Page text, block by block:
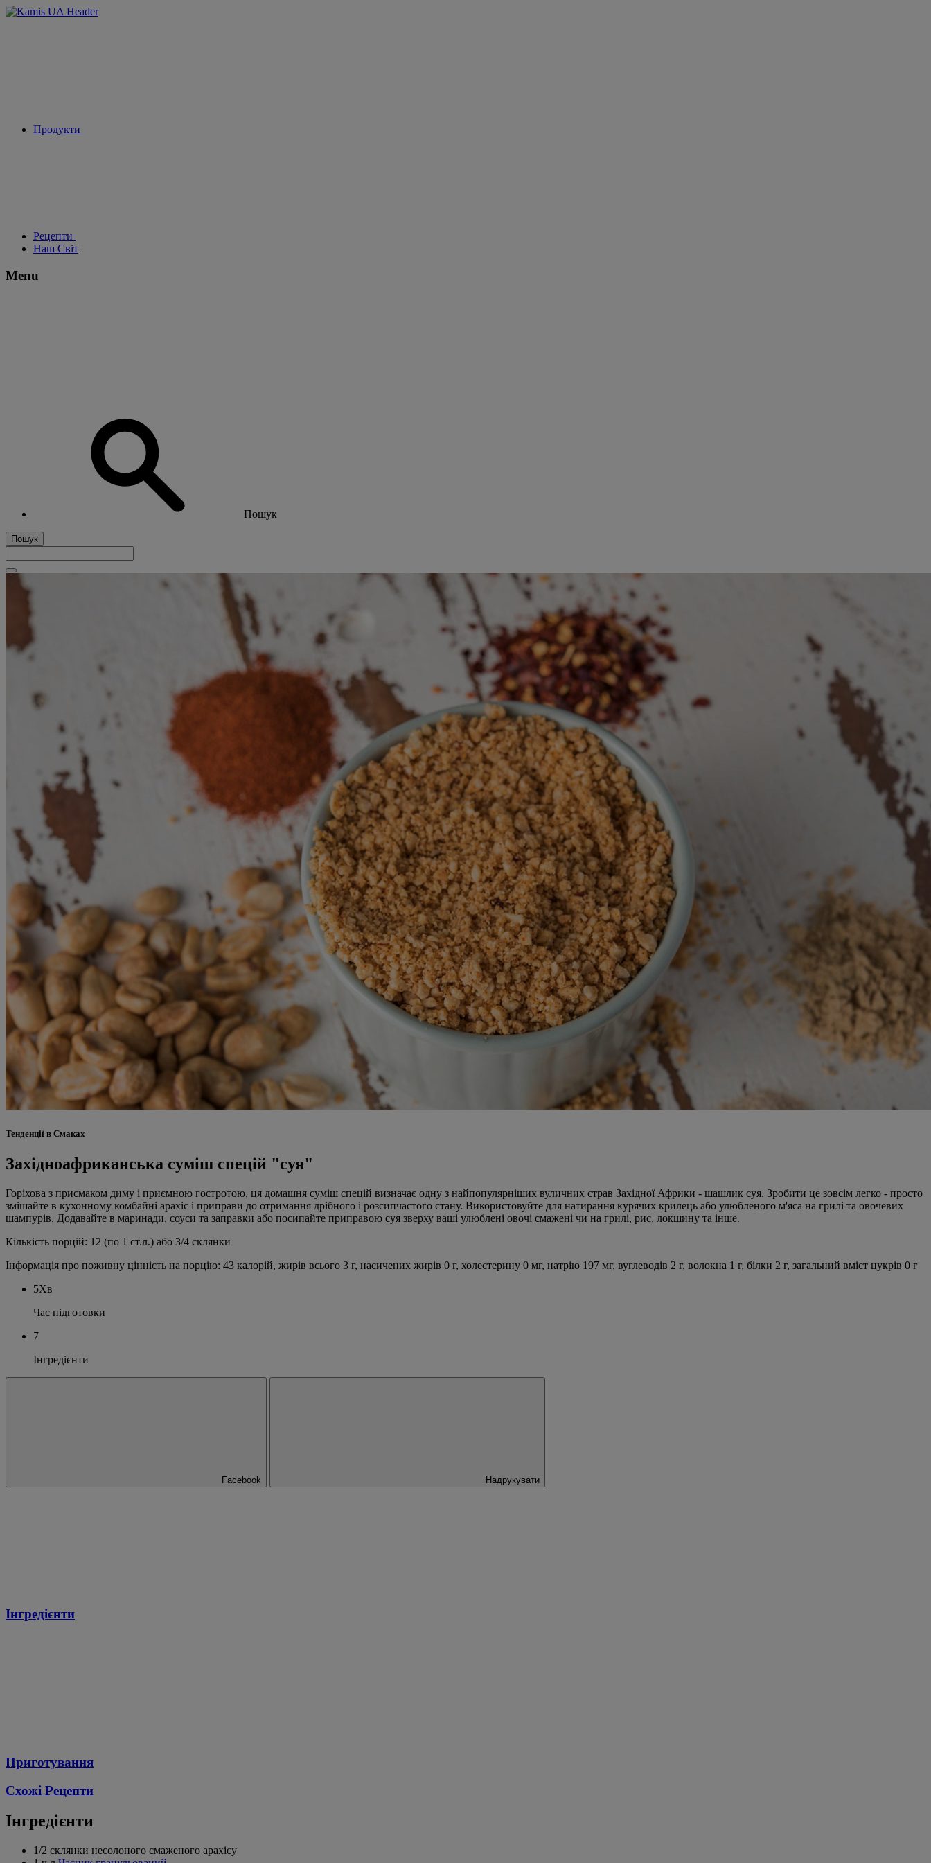
Продукти
Рецепти
Наш Світ
Menu
Пошук
Пошук
Тенденції в Смаках
Західноафриканська суміш спецій "суя"
Горіхова з присмаком диму і приємною гостротою, ця домашня суміш спецій визначає одну з найпопулярніших вуличних страв Західної Африки - шашлик суя. Зробити це зовсім легко - просто
змішайте в кухонному комбайні арахіс і приправи до отримання дрібного і розсипчастого стану. Використовуйте для натирання курячих крилець або улюбленого м'яса на грилі та овочевих
шампурів. Додавайте в маринади, соуси та заправки або посипайте приправою cуя зверху ваші улюблені овочі смажені чи на грилі, рис, локшину та інше.
Кількість порцій: 12 (по 1 ст.л.) або 3/4 склянки
Інформація про поживну цінність на порцію: 43 калорій, жирів всього 3 г, насичених жирів 0 г, холестерину 0 мг, натрію 197 мг, вуглеводів 2 г, волокна 1 г, білки 2 г, загальний вміст цукрів 0 г
5Хв
Час підготовки
7
Інгредієнти
Facebook Надрукувати
Інгредієнти
Приготування
Схожі Рецепти
Інгредієнти
1/2 склянки несолоного смаженого арахісу